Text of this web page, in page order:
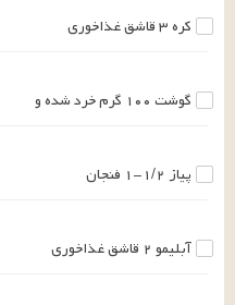
کره۳قاشق غذاخوری
گوشت ۱۰۰ گرمخرد شده و
پیاز ۱-۱/۲ فنجان
آبلیمو ۲ قاشق غذاخوری